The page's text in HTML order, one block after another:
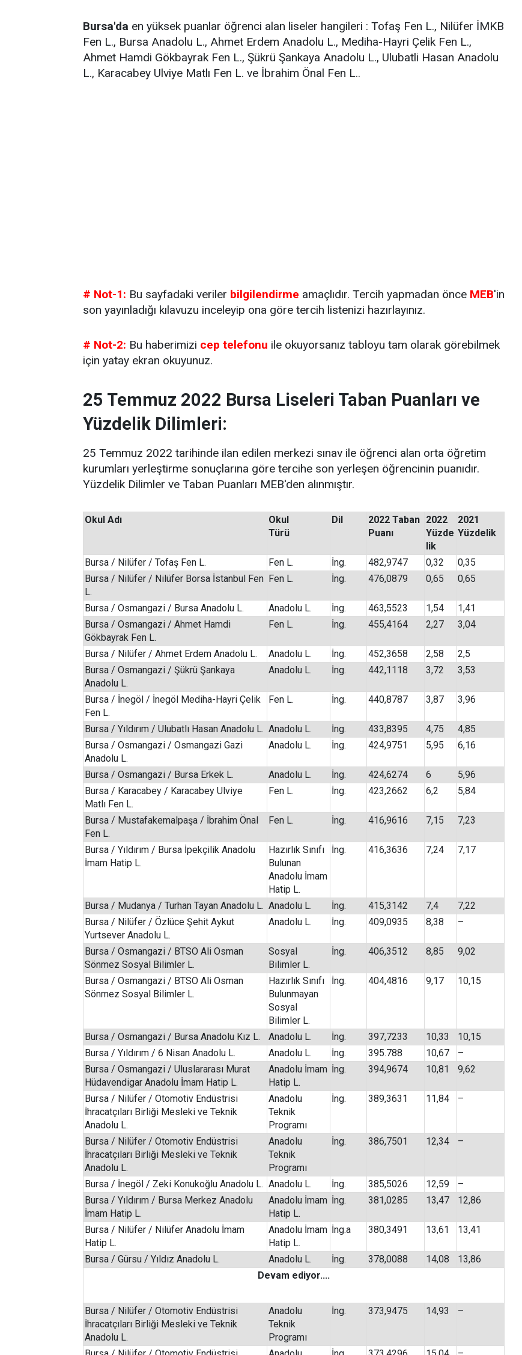
Bursa'da en yüksek puanlar öğrenci alan liseler hangileri : Tofaş Fen L., Nilüfer İMKB
Fen L., Bursa Anadolu L., Ahmet Erdem Anadolu L., Mediha-Hayri Çelik Fen L.,
Ahmet Hamdi Gökbayrak Fen L., Şükrü Şankaya Anadolu L., Ulubatli Hasan Anadolu
L., Karacabey Ulviye Matlı Fen L. ve İbrahim Önal Fen L..
# Not-1: Bu sayfadaki veriler bilgilendirme amaçlıdır. Tercih yapmadan önce MEB'in
son yayınladığı kılavuzu inceleyip ona göre tercih listenizi hazırlayınız.
# Not-2: Bu haberimizi cep telefonu ile okuyorsanız tabloyu tam olarak görebilmek
için yatay ekran okuyunuz.
25 Temmuz 2022 Bursa Liseleri Taban Puanları ve
Yüzdelik Dilimleri:
25 Temmuz 2022 tarihinde ilan edilen merkezi sınav ile öğrenci alan orta öğretim
kurumları yerleştirme sonuçlarına göre tercihe son yerleşen öğrencinin puanıdır.
Yüzdelik Dilimler ve Taban Puanları MEB'den alınmıştır.
Okul Adı
Okul
Türü
Dil
2022 Taban
Puanı
2022
Yüzde
lik
2021
Yüzdelik
Bursa / Nilüfer / Tofaş Fen L. Fen L. İng. 482,9747 0,32
0,35
Bursa / Nilüfer / Nilüfer Borsa İstanbul Fen
L.
Fen L. İng. 476,0879 0,65 0,65
Bursa / Osmangazi / Bursa Anadolu L. Anadolu L. İng. 463,5523 1,54
1,41
Bursa / Osmangazi / Ahmet Hamdi
Gökbayrak Fen L.
Fen L. İng. 455,4164 2,27 3,04
Bursa / Nilüfer / Ahmet Erdem Anadolu L. Anadolu L. İng. 452,3658 2,58
2,5
Bursa / Osmangazi / Şükrü Şankaya
Anadolu L.
Anadolu L. İng. 442,1118 3,72 3,53
Bursa / İnegöl / İnegöl Mediha-Hayri Çelik
Fen L.
Fen L. İng. 440,8787 3,87 3,96
Bursa / Yıldırım / Ulubatlı Hasan Anadolu L. Anadolu L. İng. 433,8395 4,75
4,85
Bursa / Osmangazi / Osmangazi Gazi
Anadolu L.
Anadolu L. İng. 424,9751 5,95 6,16
Bursa / Osmangazi / Bursa Erkek L. Anadolu L. İng. 424,6274 6
5,96
Bursa / Karacabey / Karacabey Ulviye
Matlı Fen L.
Fen L. İng. 423,2662 6,2 5,84
Bursa / Mustafakemalpaşa / İbrahim Önal
Fen L.
Fen L. İng. 416,9616 7,15 7,23
Bursa / Yıldırım / Bursa İpekçilik Anadolu
İmam Hatip L.
Hazırlık Sınıfı
Bulunan
Anadolu İmam
Hatip L.
İng. 416,3636 7,24 7,17
Bursa / Mudanya / Turhan Tayan Anadolu L. Anadolu L. İng. 415,3142 7,4
7,22
Bursa / Nilüfer / Özlüce Şehit Aykut
Yurtsever Anadolu L.
Anadolu L. İng. 409,0935 8,38 –
Bursa / Osmangazi / BTSO Ali Osman
Sönmez Sosyal Bilimler L.
Sosyal
Bilimler L.
İng. 406,3512 8,85 9,02
Bursa / Osmangazi / BTSO Ali Osman
Sönmez Sosyal Bilimler L.
Hazırlık Sınıfı
Bulunmayan
Sosyal
Bilimler L.
İng. 404,4816 9,17 10,15
Bursa / Osmangazi / Bursa Anadolu Kız L. Anadolu L. İng. 397,7233 10,33
10,15
Bursa / Yıldırım / 6 Nisan Anadolu L.
Anadolu L. İng. 395.788 10,67
–
Bursa / Osmangazi / Uluslararası Murat
Hüdavendigar Anadolu İmam Hatip L.
Anadolu İmam
Hatip L.
İng. 394,9674 10,81 9,62
Bursa / Nilüfer / Otomotiv Endüstrisi
İhracatçıları Birliği Mesleki ve Teknik
Anadolu L.
Anadolu
Teknik
Programı
İng. 389,3631 11,84 –
Bursa / Nilüfer / Otomotiv Endüstrisi
İhracatçıları Birliği Mesleki ve Teknik
Anadolu L.
Anadolu
Teknik
Programı
İng. 386,7501 12,34 –
Bursa / İnegöl / Zeki Konukoğlu Anadolu L. Anadolu L. İng. 385,5026 12,59
–
Bursa / Yıldırım / Bursa Merkez Anadolu
İmam Hatip L.
Anadolu İmam
Hatip L.
İng. 381,0285 13,47 12,86
Bursa / Nilüfer / Nilüfer Anadolu İmam
Hatip L.
Anadolu İmam
Hatip L.
İng.a 380,3491 13,61 13,41
Bursa / Gürsu / Yıldız Anadolu L. Anadolu L. İng. 378,0088 14,08
13,86
Devam ediyor....
Bursa / Nilüfer / Otomotiv Endüstrisi
İhracatçıları Birliği Mesleki ve Teknik
Anadolu L.
Anadolu
Teknik
Programı
İng. 373,9475 14,93 –